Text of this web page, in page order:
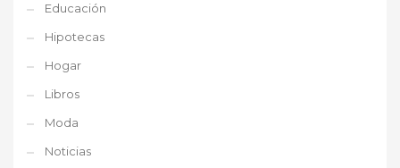
Educación
Hipotecas
Hogar
Libros
Moda
Noticias